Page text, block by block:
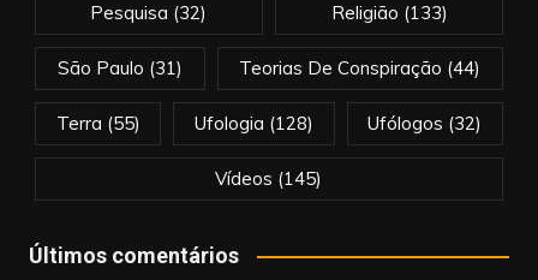
Pesquisa (32) Religião (133)
São Paulo (31) Teorias De Conspiração (44)
Terra (55) Ufologia (128) Ufólogos (32)
Vídeos (145)
Últimos comentários